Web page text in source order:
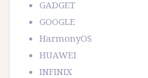
GADGET
GOOGLE
HarmonyOS
HUAWEI
INFINIX